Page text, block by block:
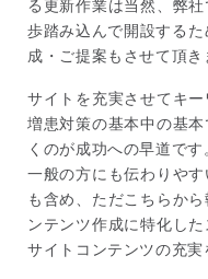
る更新作業は当然、弊
歩踏み込んで開設する
成・ご提案もさせて頂き
サイトを充実させてキ
増患対策の基本中の基
くのが成功への早道です。
一般の方にも伝わりや
も含め、ただこちらか
ンテンツ作成に特化し
サイトコンテンツの充実